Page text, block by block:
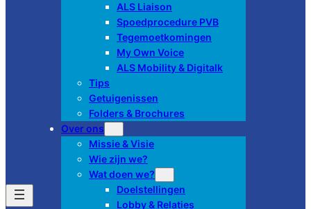
ALS Liaison
Spoedprocedure PVB
Tegemoetkomingen
My Own Voice
ALS Mobility & Digitalk
Tips
Getuigenissen
Folders & Brochures
Over ons
Missie & Visie
Wie zijn we?
Wat doen we?
Doelstellingen
Lobby & Relaties